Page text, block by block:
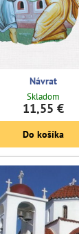
Návrat
Skladom
11,55 €
Do košíka